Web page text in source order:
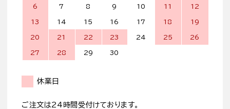
6 7 8 9 10 11 12
13 14 15 16 17 18 19
20 21 22 23 24 25 26
27 28 29 30
休業日
ご注文は24時間受付けております。